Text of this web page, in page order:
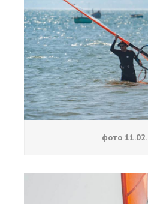
Классический
Продажа
Обучение
Система
Обучение
фото